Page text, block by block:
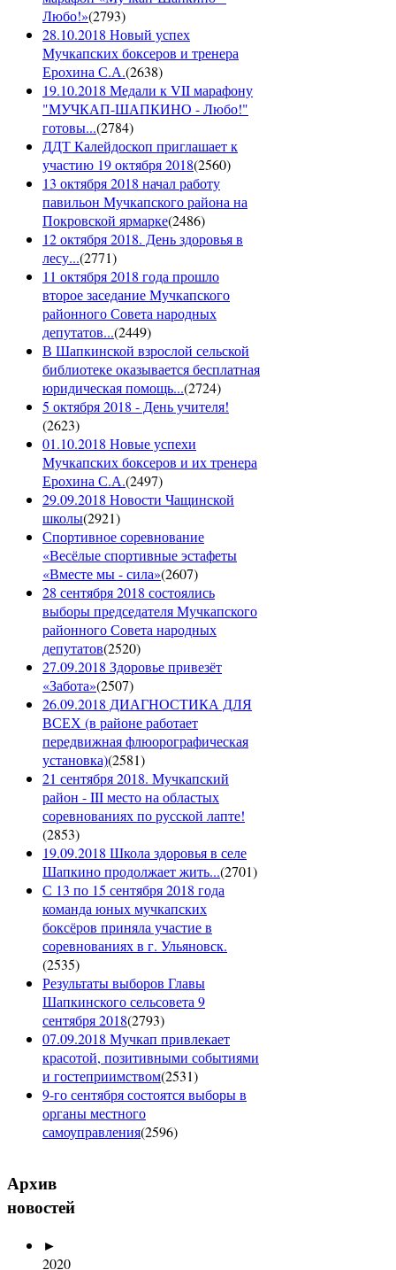
Любо!»(2793)
28.10.2018 Новый успех
Мучкапских боксеров и тренера
Ерохина С.А.(2638)
19.10.2018 Медали к VII марафону
"МУЧКАП-ШАПКИНО - Любо!"
готовы...(2784)
ДДТ Калейдоскоп приглашает к
участию 19 октября 2018(2560)
13 октября 2018 начал работу
павильон Мучкапского района на
Покровской ярмарке(2486)
12 октября 2018. День здоровья в
лесу...(2771)
11 октября 2018 года прошло
второе заседание Мучкапского
районного Совета народных
депутатов...(2449)
В Шапкинской взрослой сельской
библиотеке оказывается бесплатная
юридическая помощь...(2724)
5 октября 2018 - День учителя!
(2623)
01.10.2018 Новые успехи
Мучкапских боксеров и их тренера
Ерохина С.А.(2497)
29.09.2018 Новости Чащинской
школы(2921)
Спортивное соревнование
«Весёлые спортивные эстафеты
«Вместе мы - сила»(2607)
28 сентября 2018 состоялись
выборы председателя Мучкапского
районного Совета народных
депутатов(2520)
27.09.2018 Здоровье привезёт
«Забота»(2507)
26.09.2018 ДИАГНОСТИКА ДЛЯ
ВСЕХ (в районе работает
передвижная флюорографическая
установка)(2581)
21 сентября 2018. Мучкапский
район - III место на областых
соревнованиях по русской лапте!
(2853)
19.09.2018 Школа здоровья в селе
Шапкино продолжает жить...(2701)
С 13 по 15 сентября 2018 года
команда юных мучкапских
боксёров приняла участие в
соревнованиях в г. Ульяновск.
(2535)
Результаты выборов Главы
Шапкинского сельсовета 9
сентября 2018(2793)
07.09.2018 Мучкап привлекает
красотой, позитивными событиями
и гостеприимством(2531)
9-го сентября состоятся выборы в
органы местного
самоуправления(2596)
Архив
новостей
►
2020